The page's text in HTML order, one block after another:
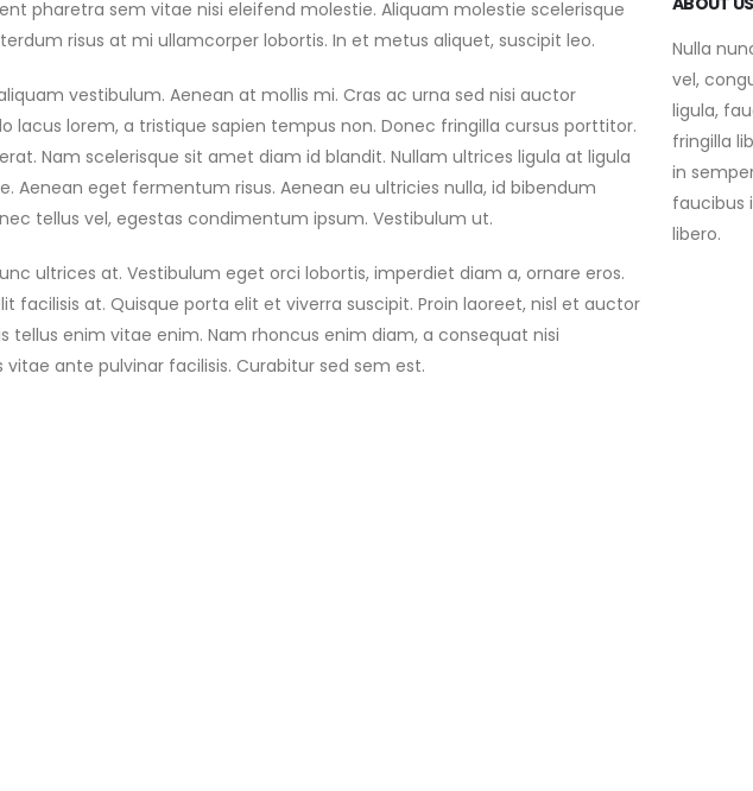
pharetra sem vitae nisi eleifend molestie. Aliquam molestie scelerisque
risus at mi ullamcorper lobortis. In et metus aliquet, suscipit leo.
vestibulum. Aenean at mollis mi. Cras ac urna sed nisi auctor
lacus lorem, a tristique sapien tempus non. Donec fringilla cursus porttitor.
Nam scelerisque sit amet diam id blandit. Nullam ultrices ligula at ligula
Aenean eget fermentum risus. Aenean eu ultricies nulla, id bibendum
tellus vel, egestas condimentum ipsum. Vestibulum ut.
ultrices at. Vestibulum eget orci lobortis, imperdiet diam a, ornare eros.
facilisis at. Quisque porta elit et viverra suscipit. Proin laoreet, nisl et auctor
tellus enim vitae enim. Nam rhoncus enim diam, a consequat nisi
ante pulvinar facilisis. Curabitur sed sem est.
Nulla
vel,
ligula,
fringilla
in
faucibus
libero.